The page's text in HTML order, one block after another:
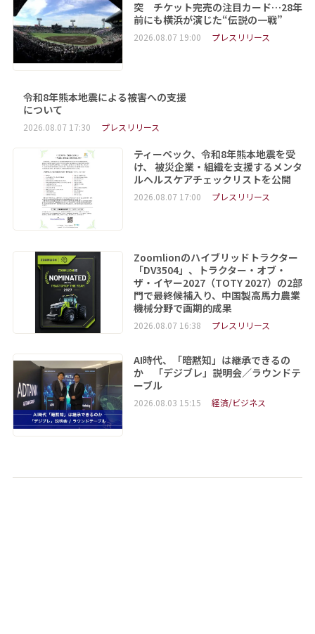
突 チケット完売の注目カード…28年
前にも横浜が演じた“伝説の一戦”
2026.08.07 19:00 プレスリリース
令和8年熊本地震による被害への支援
について
2026.08.07 17:30 プレスリリース
ティーペック、令和8年熊本地震を受
け、 被災企業・組織を支援するメンタ
ルヘルスケアチェックリストを公開
2026.08.07 17:00 プレスリリース
Zoomlionのハイブリッドトラクター
「DV3504」、トラクター・オブ・
ザ・イヤー2027（TOTY 2027）の2部
門で最終候補入り、中国製高馬力農業
機械分野で画期的成果
2026.08.07 16:38 プレスリリース
AI時代、「暗黙知」は継承できるの
か 「デジブレ」説明会／ラウンドテ
ーブル
2026.08.03 15:15 経済/ビジネス